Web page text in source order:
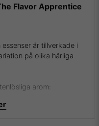
Flavor Apprentice
är tillverkade i
på olika härliga
arom: